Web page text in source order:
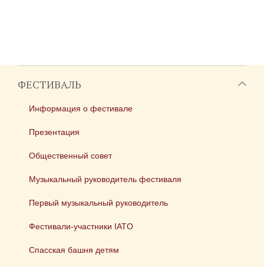
ФЕСТИВАЛЬ
Информация о фестивале
Презентация
Общественный совет
Музыкальный руководитель фестиваля
Первый музыкальный руководитель
Фестивали-участники IATO
Спасская башня детям